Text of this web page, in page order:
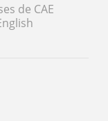
de CAE